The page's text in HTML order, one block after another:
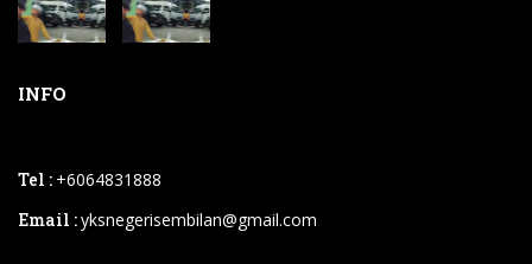
INFO
Tel : +6064831888
Email :yksnegerisembilan@gmail.com